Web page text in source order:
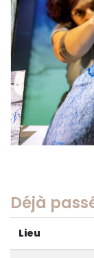
Déjà
Lieu